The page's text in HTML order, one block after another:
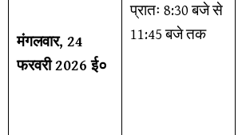
मंगलवार, 24
फरवरी 2026 ई०
प्रातः 8:30 बजे से
11:45 बजे तक